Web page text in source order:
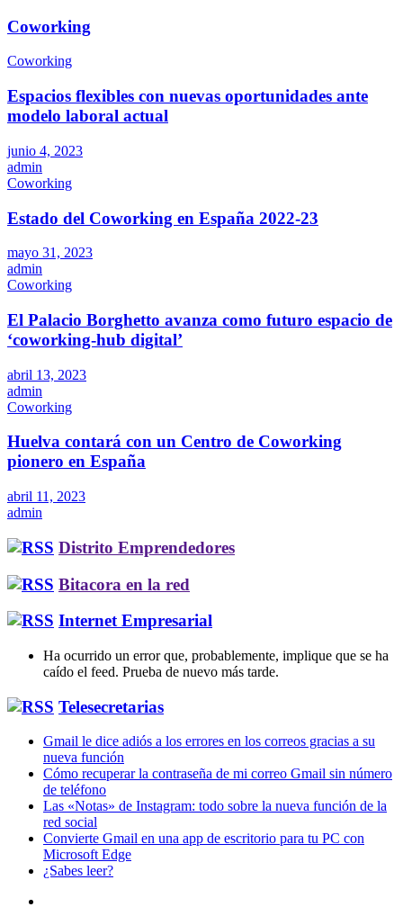
Coworking
Coworking
Espacios flexibles con nuevas oportunidades ante
modelo laboral actual
junio 4, 2023
admin
Coworking
Estado del Coworking en España 2022-23
mayo 31, 2023
admin
Coworking
El Palacio Borghetto avanza como futuro espacio de
‘coworking-hub digital’
abril 13, 2023
admin
Coworking
Huelva contará con un Centro de Coworking
pionero en España
abril 11, 2023
admin
Distrito Emprendedores
Bitacora en la red
Internet Empresarial
Ha ocurrido un error que, probablemente, implique que se ha
caído el feed. Prueba de nuevo más tarde.
Telesecretarias
Gmail le dice adiós a los errores en los correos gracias a su
nueva función
Cómo recuperar la contraseña de mi correo Gmail sin número
de teléfono
Las «Notas» de Instagram: todo sobre la nueva función de la
red social
Convierte Gmail en una app de escritorio para tu PC con
Microsoft Edge
¿Sabes leer?